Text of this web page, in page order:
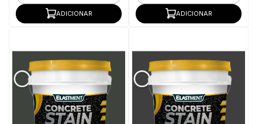
ADICIONAR ADICIONAR